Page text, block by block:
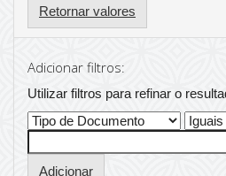
Retornar valores
Adicionar filtros:
Utilizar filtros para refinar o